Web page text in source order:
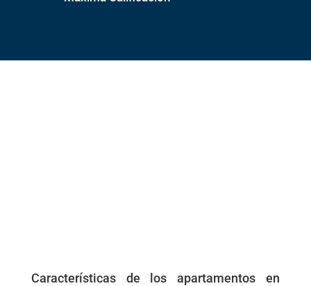
Características de los apartamentos en